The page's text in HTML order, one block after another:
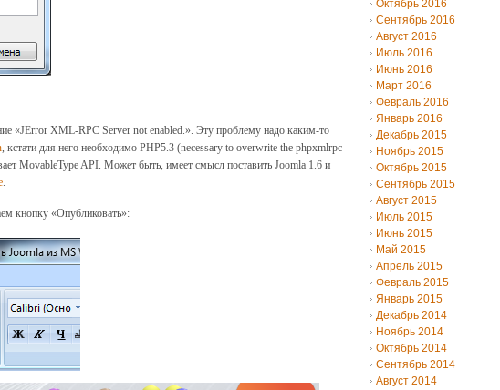
Октябрь 2016
Сентябрь 2016
Август 2016
Июль 2016
Июнь 2016
Март 2016
Февраль 2016
Январь 2016
Декабрь 2015
Ноябрь 2015
Октябрь 2015
Сентябрь 2015
Август 2015
Июль 2015
Июнь 2015
Май 2015
Апрель 2015
Февраль 2015
Январь 2015
Декабрь 2014
Ноябрь 2014
Октябрь 2014
Сентябрь 2014
Август 2014
«JError XML-RPC Server not enabled.». Эту проблему надо каким-то
, кстати для него необходимо PHP5.3 (necessary to overwrite the phpxmlrpc
MovableType API. Может быть, имеет смысл поставить Joomla 1.6 и
.
кнопку «Опубликовать»: